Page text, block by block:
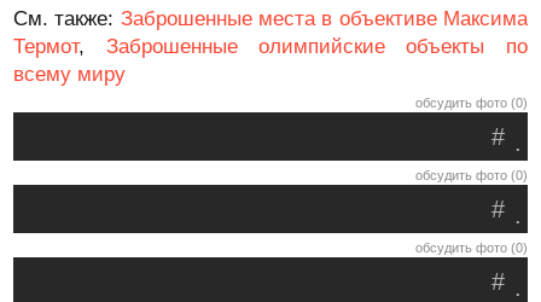
См. также: Заброшенные места в объективе Максима
Термот, Заброшенные олимпийские объекты по
всему миру
обсудить фото (0)
.
#
обсудить фото (0)
.
#
обсудить фото (0)
.
#